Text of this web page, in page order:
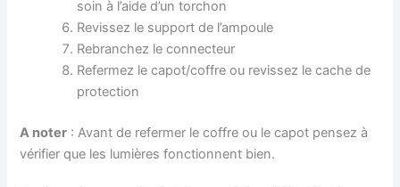
soin à l’aide d’un torchon
Revissez le support de l’ampoule
Rebranchez le connecteur
Refermez le capot/coffre ou revissez le cache de
protection
A noter : Avant de refermer le coffre ou le capot pensez à
vérifier que les lumières fonctionnent bien.